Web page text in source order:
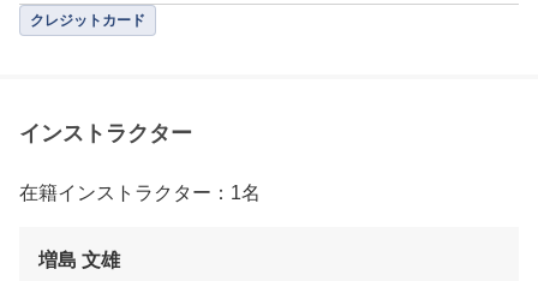
クレジットカード
インストラクター
在籍インストラクター：1名
増島 文雄